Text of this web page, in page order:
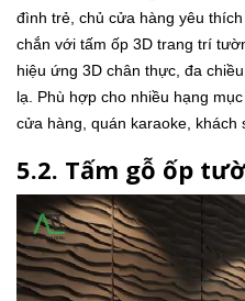
đình trẻ, chủ cửa hàng yêu
chắn với tấm ốp 3D trang trí
hiệu ứng 3D chân thực, đa
lạ. Phù hợp cho nhiều hạng
cửa hàng, quán karaoke, khách
5.2. Tấm gỗ ốp